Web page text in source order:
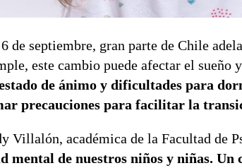
de septiembre, gran parte de Chile
este cambio puede afectar el
de ánimo y dificultades para
precauciones para facilitar la
Villalón, académica de la Facultad de
mental de nuestros niños y niñas.